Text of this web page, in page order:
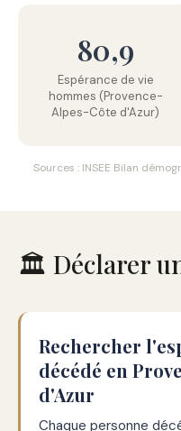
80,9
Espérance de vie
hommes (Provence-
Alpes-Côte d'Azur)
Sources : INSEE Bilan
🏛️ Déclarer
Rechercher
décédé en
d'Azur
Chaque personne